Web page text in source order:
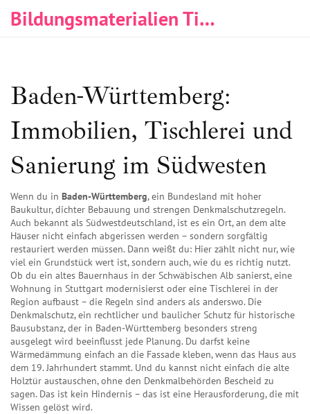
Bildungsmaterialien Tischlerei & Immobilien
Baden-Württemberg:
Immobilien, Tischlerei und
Sanierung im Südwesten
Wenn du in Baden-Württemberg,ein Bundesland mit hoher
Baukultur, dichter Bebauung und strengen Denkmalschutzregeln.
Auch bekannt als Südwestdeutschland, ist es ein Ort, an dem alte
Häuser nicht einfach abgerissen werden – sondern sorgfältig
restauriert werden müssen. Dann weißt du: Hier zählt nicht nur, wie
viel ein Grundstück wert ist, sondern auch, wie du es richtig nutzt.
Ob du ein altes Bauernhaus in der Schwäbischen Alb sanierst, eine
Wohnung in Stuttgart modernisierst oder eine Tischlerei in der
Region aufbaust – die Regeln sind anders als anderswo. Die
Denkmalschutz,ein rechtlicher und baulicher Schutz für historische
Bausubstanz, der in Baden-Württemberg besonders streng
ausgelegt wird beeinflusst jede Planung. Du darfst keine
Wärmedämmung einfach an die Fassade kleben, wenn das Haus aus
dem 19. Jahrhundert stammt. Und du kannst nicht einfach die alte
Holztür austauschen, ohne den Denkmalbehörden Bescheid zu
sagen. Das ist kein Hindernis – das ist eine Herausforderung, die mit
Wissen gelöst wird.